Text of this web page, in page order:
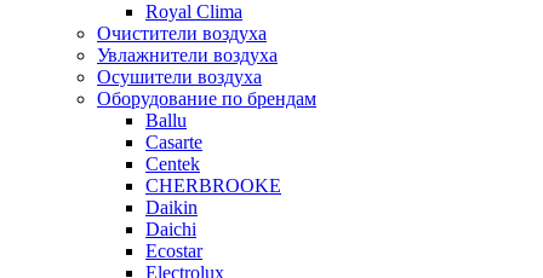
Royal Clima
Очистители воздуха
Увлажнители воздуха
Осушители воздуха
Оборудование по брендам
Ballu
Casarte
Centek
CHERBROOKE
Daikin
Daichi
Ecostar
Electrolux